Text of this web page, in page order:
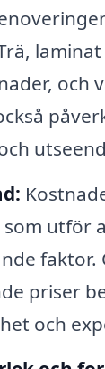
och
utför
faktor.
priser
och